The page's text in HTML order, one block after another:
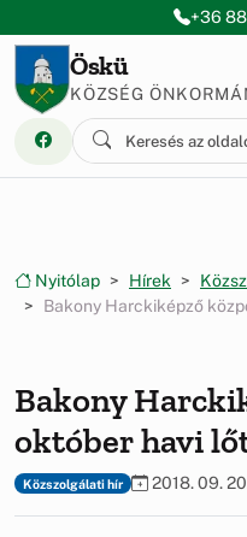
Ugrás a menüre
Ugrás a tartalomra
+36
Öskü
KÖZSÉG
Nyitólap Hírek
Bakony Harckiképző
Bakony
október havi
Közszolgálati hír 2018. 09.